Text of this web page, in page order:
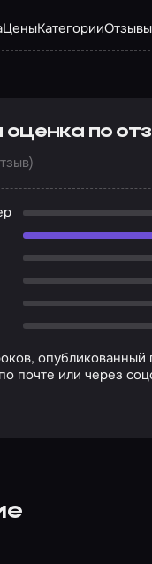
ЦеныКатегорииОтзывы
оценка по
опубликованный
почте или через